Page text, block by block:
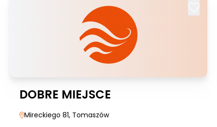
DOBRE MIEJSCE
Mireckiego 81, Tomaszów